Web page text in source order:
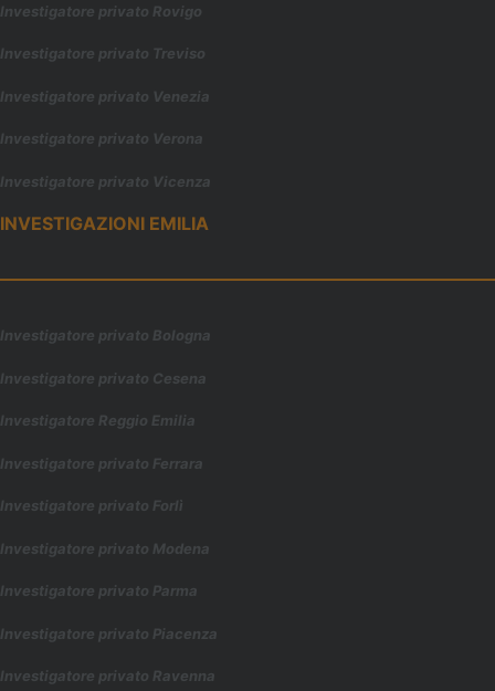
Investigatore privato Rovigo
Investigatore privato Treviso
Investigatore privato Venezia
Investigatore privato Verona
Investigatore privato Vicenza
INVESTIGAZIONI EMILIA
Investigatore privato Bologna
Investigatore privato Cesena
Investigatore Reggio Emilia
Investigatore privato Ferrara
Investigatore privato Forlì
Investigatore privato Modena
Investigatore privato Parma
Investigatore privato Piacenza
Investigatore privato Ravenna